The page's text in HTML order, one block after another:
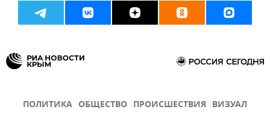
ПОЛИТИКА ОБЩЕСТВО ПРОИСШЕСТВИЯ ВИЗУАЛ